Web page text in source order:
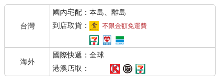
台灣
國內宅配：本島、離島
到店取貨：
不限金額免運費
海外
國際快遞：全球
港澳店取：